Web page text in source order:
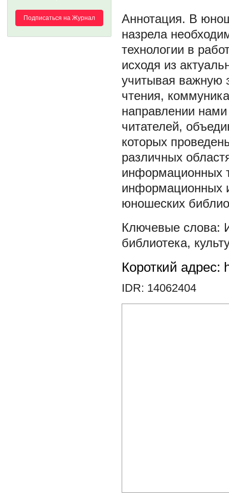
Подписаться на Журнал
В
назрела
технологии в
исходя из
учитывая важную
чтения,
направлении
читателей,
которых
различных
информационных
информационных
юношеских
библиотека,
Короткий адрес:
IDR: 14062404